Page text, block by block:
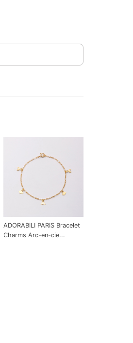
ADORABILI PARIS Bracelet
Charms Arc-en-cie...